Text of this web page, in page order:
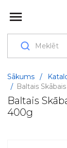
Sākums /
/ Baltais
Baltais
400g